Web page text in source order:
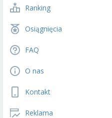
Ranking
Osiągnięcia
FAQ
O nas
Kontakt
Reklama